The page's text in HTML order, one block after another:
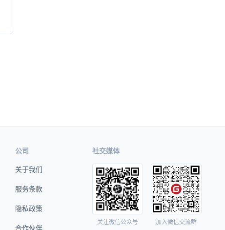
公司
关于我们
服务条款
隐私政策
合作伙伴
社交媒体
关注微信公众号 加入微信交流群